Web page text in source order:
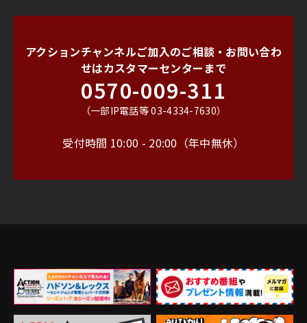
アクションチャンネルご加入のご相談・お問い合わ
せはカスタマーセンターまで
0570-009-311
（一部IP電話等 03-4334-7630）
受付時間 10:00 - 20:00（年中無休）